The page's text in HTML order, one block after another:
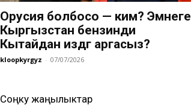
Орусия болбосо — ким? Эмнеге
Кыргызстан бензинди
Кытайдан издөөгө аргасыз?
kloopkyrgyz - 07/07/2026
Соңку жаңылыктар